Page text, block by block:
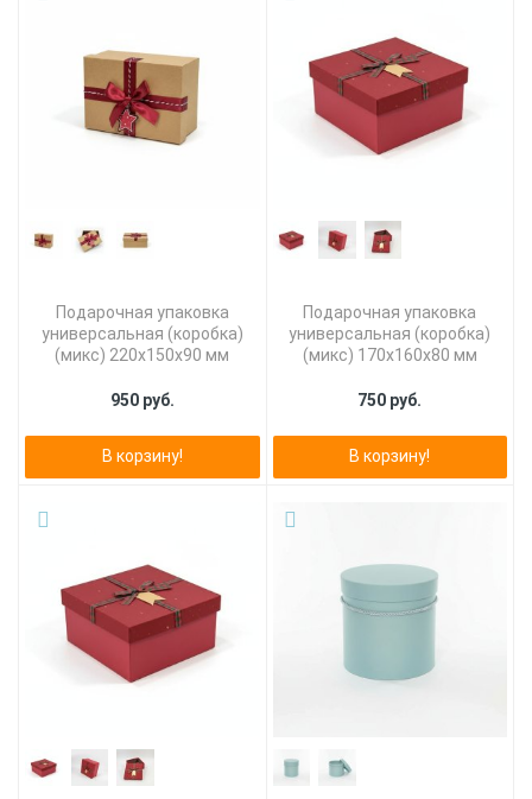
Подарочная упаковка
универсальная (коробка)
(микс) 220х150х90 мм
950 руб.
В корзину!
Подарочная упаковка
универсальная (коробка)
(микс) 170х160х80 мм
750 руб.
В корзину!